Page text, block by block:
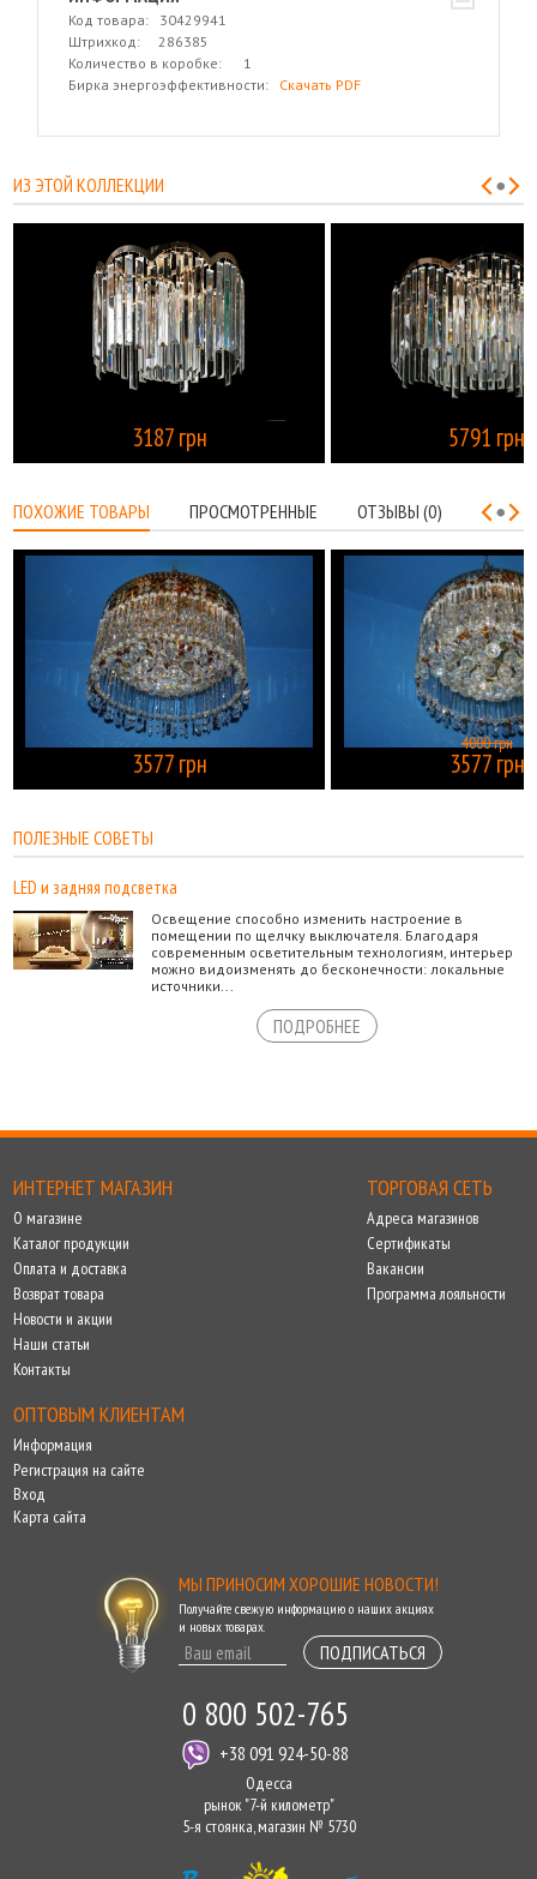
Код товара: 30429941
Штрихкод: 286385
Количество в коробке: 1
Бирка энергоэффективности: Скачать PDF
ИЗ ЭТОЙ КОЛЛЕКЦИИ
3187 грн 5791 грн
ПОХОЖИЕ ТОВАРЫ ПРОСМОТРЕННЫЕ ОТЗЫВЫ (0)
3577 грн
4000 грн
3577 грн
ПОЛЕЗНЫЕ СОВЕТЫ
LED и задняя подсветка
Освещение способно изменить настроение в
помещении по щелчку выключателя. Благодаря
современным осветительным технологиям, интерьер
можно видоизменять до бесконечности: локальные
источники...
ПОДРОБНЕЕ
ИНТЕРНЕТ МАГАЗИН
О магазине
Каталог продукции
Оплата и доставка
Возврат товара
Новости и акции
Наши статьи
Контакты
ТОРГОВАЯ СЕТЬ
Адреса магазинов
Сертификаты
Вакансии
Программа лояльности
ОПТОВЫМ КЛИЕНТАМ
Информация
Регистрация на сайте
Вход
Карта сайта
МЫ ПРИНОСИМ ХОРОШИЕ НОВОСТИ!
Получайте свежую информацию о наших акциях
и новых товарах.
ПОДПИСАТЬСЯ
0 800 502-765
+38 091 924-50-88
Одесса
рынок "7-й километр"
5-я стоянка, магазин № 5730